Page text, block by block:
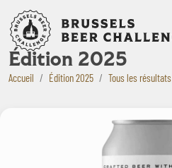
Édition 2025
Accueil Édition 2025 Tous les résultats